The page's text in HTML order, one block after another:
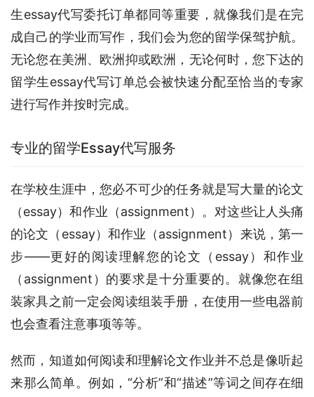
生essay代写委托订单都同等重要，就像我们是在完
成自己的学业而写作，我们会为您的留学保驾护航。
无论您在美洲、欧洲抑或欧洲，无论何时，您下达的
留学生essay代写订单总会被快速分配至恰当的专家
进行写作并按时完成。
专业的留学Essay代写服务
在学校生涯中，您必不可少的任务就是写大量的论文
（essay）和作业（assignment）。对这些让人头痛
的论文（essay）和作业（assignment）来说，第一
步——更好的阅读理解您的论文（essay）和作业
（assignment）的要求是十分重要的。就像您在组
装家具之前一定会阅读组装手册，在使用一些电器前
也会查看注意事项等等。
然而，知道如何阅读和理解论文作业并不总是像听起
来那么简单。例如，“分析”和“描述”等词之间存在细